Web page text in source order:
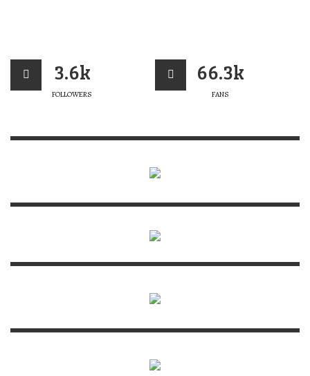
3.6k
FOLLOWERS
66.3k
FANS